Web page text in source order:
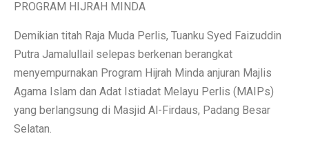
PROGRAM HIJRAH MINDA
Demikian titah Raja Muda Perlis, Tuanku Syed Faizuddin
Putra Jamalullail selepas berkenan berangkat
menyempurnakan Program Hijrah Minda anjuran Majlis
Agama Islam dan Adat Istiadat Melayu Perlis (MAIPs)
yang berlangsung di Masjid Al-Firdaus, Padang Besar
Selatan.